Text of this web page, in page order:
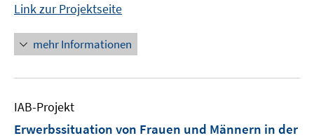
Link zur Projektseite
mehr Informationen
IAB-Projekt
Erwerbssituation von Frauen und Männern in der